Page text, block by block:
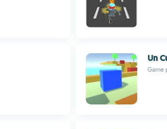
Un
Game